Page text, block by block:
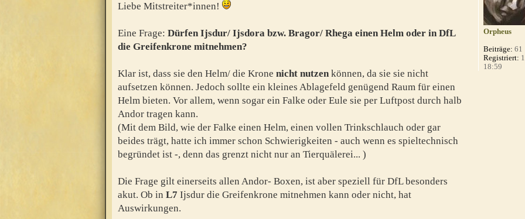
Liebe Mitstreiter*innen!
Eine Frage: Dürfen Ijsdur/ Ijsdora bzw. Bragor/ Rhega einen Helm oder in DfL
die Greifenkrone mitnehmen?
Klar ist, dass sie den Helm/ die Krone nicht nutzenkönnen, da sie sie nicht
aufsetzen können. Jedoch sollte ein kleines Ablagefeld genügend Raum für einen
Helm bieten. Vor allem, wenn sogar ein Falke oder Eule sie per Luftpost durch halb
Andor tragen kann.
(Mit dem Bild, wie der Falke einen Helm, einen vollen Trinkschlauch oder gar
beides trägt, hatte ich immer schon Schwierigkeiten - auch wenn es spieltechnisch
begründet ist -, denn das grenzt nicht nur an Tierquälerei... )
Die Frage gilt einerseits allen Andor- Boxen, ist aber speziell für DfL besonders
akut. Ob in L7 Ijsdur die Greifenkrone mitnehmen kann oder nicht, hat
Auswirkungen.
Orpheus
Beiträge: 61
Registriert:
18:59